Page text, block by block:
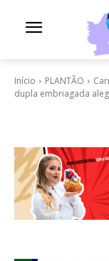
Início PLANTÃO
dupla embriagada